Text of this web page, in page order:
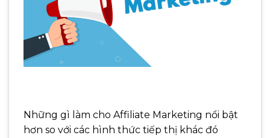
Những gì làm cho Affiliate Marketing nổi bật
hơn so với các hình thức tiếp thị khác đó